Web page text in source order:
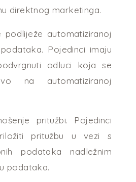
direktnog marketinga.
automatiziranoj
Pojedinci imaju
odluci koja se
na automatiziranoj
pritužbi. Pojedinci
pritužbu u vezi s
podataka nadležnim
podataka.